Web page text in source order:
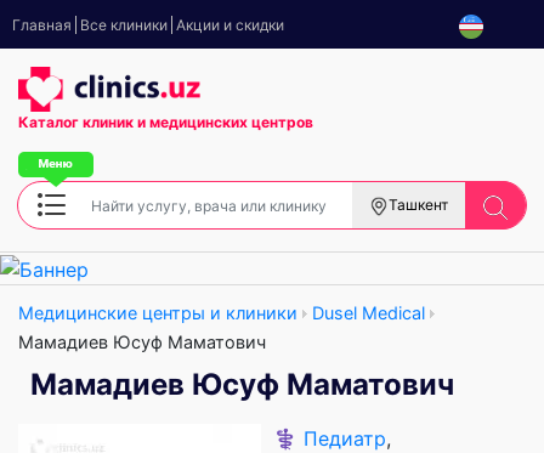
Главная Все клиники Акции и скидки
Каталог клиник и медицинских центров
Ташкент
Медицинские центры и клиники
Dusel Medical
Мамадиев Юсуф Маматович
Мамадиев Юсуф Маматович
⚕️ Педиатр,